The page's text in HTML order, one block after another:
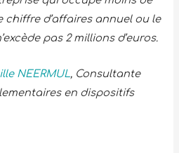
chiffre d’affaires annuel ou le
pas 2 millions d’euros.
NEERMUL , Consultante
en dispositifs